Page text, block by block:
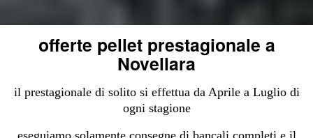
offerte pellet prestagionale a
Novellara
il prestagionale di solito si effettua da Aprile a Luglio di
ogni stagione
eseguiamo solamente consegne di bancali completi e il